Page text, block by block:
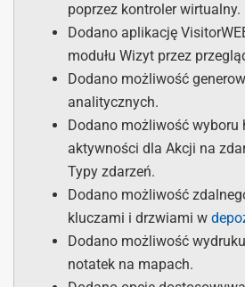
poprzez kontroler wirtualny.
Dodano aplikację
modułu Wizyt przez
Dodano możliwość
analitycznych.
Dodano możliwość wyboru
aktywności dla Akcji na
Typy zdarzeń.
Dodano możliwość
kluczami i drzwiami w
Dodano możliwość
notatek na mapach.